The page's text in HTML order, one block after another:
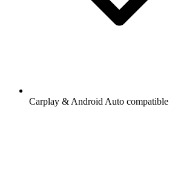
Carplay & Android Auto compatible